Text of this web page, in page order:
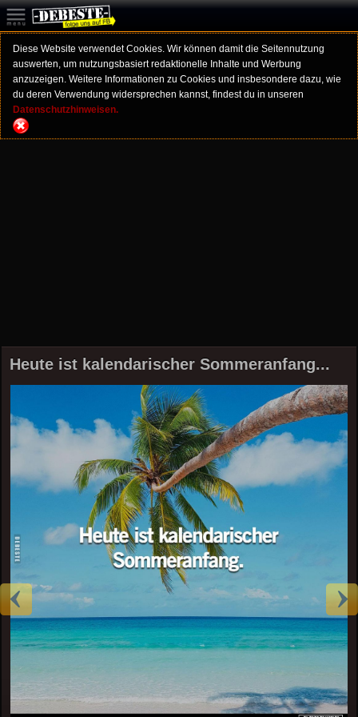
Diese Website verwendet Cookies. Wir können damit die Seitennutzung
auswerten, um nutzungsbasiert redaktionelle Inhalte und Werbung
anzuzeigen. Weitere Informationen zu Cookies und insbesondere dazu, wie
du deren Verwendung widersprechen kannst, findest du in unseren
Datenschutzhinweisen.
Heute ist kalendarischer Sommeranfang...